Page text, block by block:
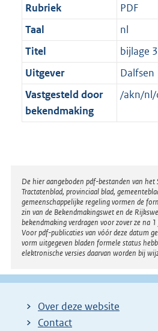
Rubriek
PDF
Taal
nl
Titel
bijlage 3
Uitgever
Dalfsen
Vastgesteld door
bekendmaking
/akn/nl/
Disclaimer
De hier aangeboden pdf-bestanden van het
Tractatenblad, provinciaal blad,
gemeenschappelijke regeling vormen de
zin van de Bekendmakingswet en de
bekendmaking verdragen voor zover ze na
Voor pdf-publicaties van vóór deze datum
vorm uitgegeven bladen formele status
elektronische versies daarvan worden bij
Over deze website
Contact